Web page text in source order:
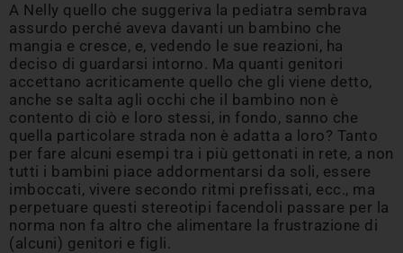
A Nelly quello che suggeriva la pediatra sembrava
assurdo perché aveva davanti un bambino che
mangia e cresce, e, vedendo le sue reazioni, ha
deciso di guardarsi intorno. Ma quanti genitori
accettano acriticamente quello che gli viene detto,
anche se salta agli occhi che il bambino non è
contento di ciò e loro stessi, in fondo, sanno che
quella particolare strada non è adatta a loro? Tanto
per fare alcuni esempi tra i più gettonati in rete, a non
tutti i bambini piace addormentarsi da soli, essere
imboccati, vivere secondo ritmi prefissati, ecc., ma
perpetuare questi stereotipi facendoli passare per la
norma non fa altro che alimentare la frustrazione di
(alcuni) genitori e figli.